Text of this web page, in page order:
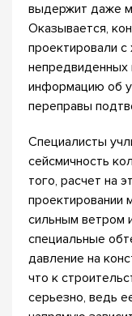
выдержит даже
Оказывается,
проектировали
непредвиденных
информацию об
переправы
Специалисты
сейсмичность
того, расчет на
сильным ветром
специальные
давление на
что к
серьезно, ведь